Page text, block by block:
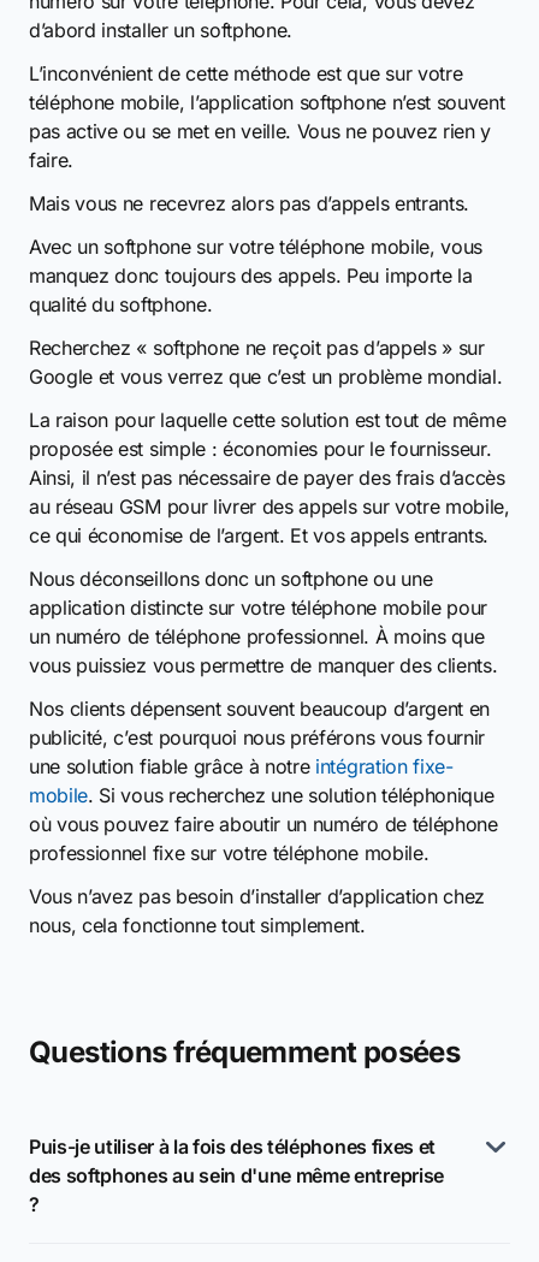
d’abord installer un softphone.
L’inconvénient de cette méthode est que sur votre
téléphone mobile, l’application softphone n’est souvent
pas active ou se met en veille. Vous ne pouvez rien y
faire.
Mais vous ne recevrez alors pas d’appels entrants.
Avec un softphone sur votre téléphone mobile, vous
manquez donc toujours des appels. Peu importe la
qualité du softphone.
Recherchez « softphone ne reçoit pas d’appels » sur
Google et vous verrez que c’est un problème mondial.
La raison pour laquelle cette solution est tout de même
proposée est simple : économies pour le fournisseur.
Ainsi, il n’est pas nécessaire de payer des frais d’accès
au réseau GSM pour livrer des appels sur votre mobile,
ce qui économise de l’argent. Et vos appels entrants.
Nous déconseillons donc un softphone ou une
application distincte sur votre téléphone mobile pour
un numéro de téléphone professionnel. À moins que
vous puissiez vous permettre de manquer des clients.
Nos clients dépensent souvent beaucoup d’argent en
publicité, c’est pourquoi nous préférons vous fournir
une solution fiable grâce à notre intégration fixe-
mobile. Si vous recherchez une solution téléphonique
où vous pouvez faire aboutir un numéro de téléphone
professionnel fixe sur votre téléphone mobile.
Vous n’avez pas besoin d’installer d’application chez
nous, cela fonctionne tout simplement.
Questions fréquemment posées
Puis-je utiliser à la fois des téléphones fixes et
des softphones au sein d'une même entreprise
?